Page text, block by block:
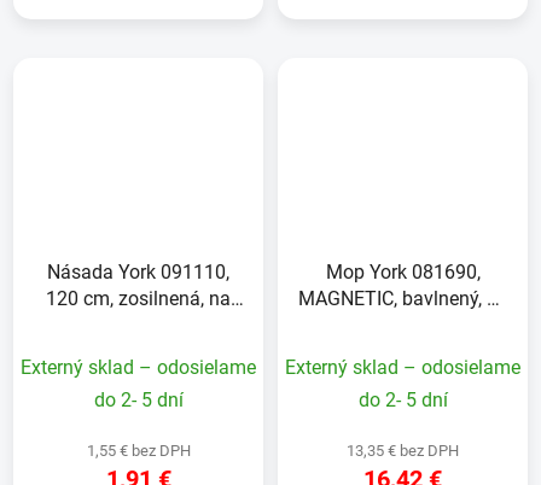
Násada York 091110,
120 cm, zosilnená, na
Externý sklad – odosielame
do 2- 5 dní
1,55 € bez DPH
1,91 €
Mop York 081690,
MAGNETIC, bavlnený, na
Externý sklad – odosielame
do 2- 5 dní
13,35 € bez DPH
16,42 €